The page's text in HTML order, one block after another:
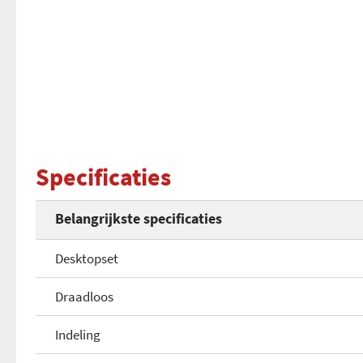
Specificaties
Belangrijkste specificaties
Desktopset
Draadloos
Indeling